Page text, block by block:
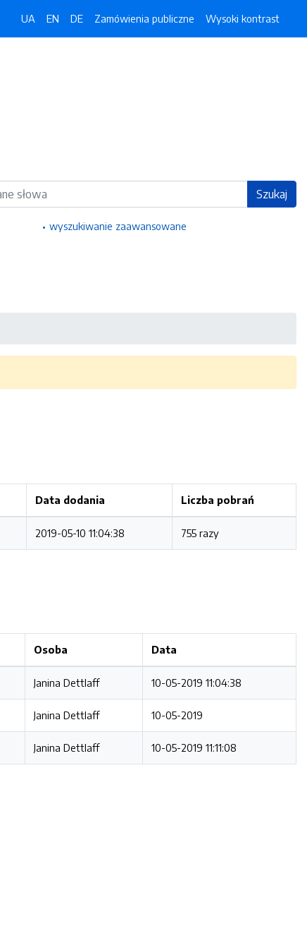
UA EN DE Zamówienia publiczne Wysoki kontrast
Szukaj
wyszukiwanie zaawansowane
Data dodania Liczba pobrań
2019-05-10 11:04:38 755 razy
Osoba Data
Janina Dettlaff 10-05-2019 11:04:38
Janina Dettlaff 10-05-2019
Janina Dettlaff 10-05-2019 11:11:08